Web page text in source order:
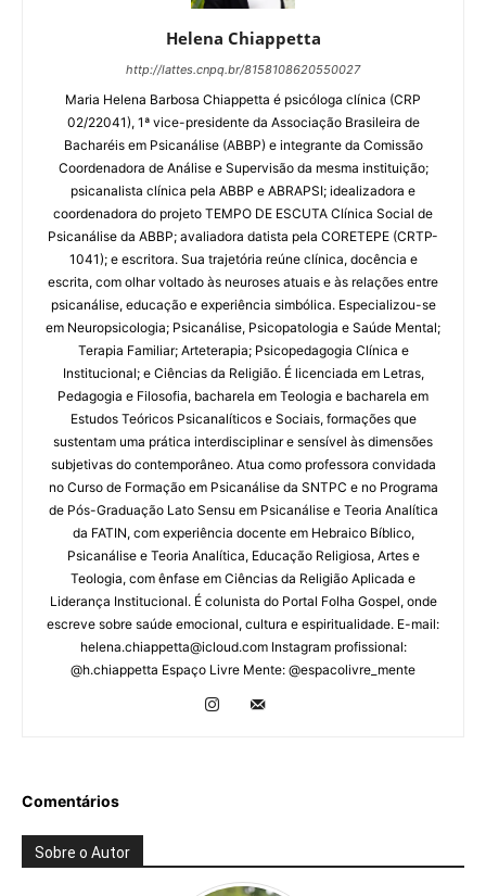
Helena Chiappetta
http://lattes.cnpq.br/8158108620550027
Maria Helena Barbosa Chiappetta é psicóloga clínica (CRP
02/22041), 1ª vice-presidente da Associação Brasileira de
Bacharéis em Psicanálise (ABBP) e integrante da Comissão
Coordenadora de Análise e Supervisão da mesma instituição;
psicanalista clínica pela ABBP e ABRAPSI; idealizadora e
coordenadora do projeto TEMPO DE ESCUTA Clínica Social de
Psicanálise da ABBP; avaliadora datista pela CORETEPE (CRTP-
1041); e escritora. Sua trajetória reúne clínica, docência e
escrita, com olhar voltado às neuroses atuais e às relações entre
psicanálise, educação e experiência simbólica. Especializou-se
em Neuropsicologia; Psicanálise, Psicopatologia e Saúde Mental;
Terapia Familiar; Arteterapia; Psicopedagogia Clínica e
Institucional; e Ciências da Religião. É licenciada em Letras,
Pedagogia e Filosofia, bacharela em Teologia e bacharela em
Estudos Teóricos Psicanalíticos e Sociais, formações que
sustentam uma prática interdisciplinar e sensível às dimensões
subjetivas do contemporâneo. Atua como professora convidada
no Curso de Formação em Psicanálise da SNTPC e no Programa
de Pós-Graduação Lato Sensu em Psicanálise e Teoria Analítica
da FATIN, com experiência docente em Hebraico Bíblico,
Psicanálise e Teoria Analítica, Educação Religiosa, Artes e
Teologia, com ênfase em Ciências da Religião Aplicada e
Liderança Institucional. É colunista do Portal Folha Gospel, onde
escreve sobre saúde emocional, cultura e espiritualidade. E-mail:
helena.chiappetta@icloud.com Instagram profissional:
@h.chiappetta Espaço Livre Mente: @espacolivre_mente
Comentários
Sobre o Autor